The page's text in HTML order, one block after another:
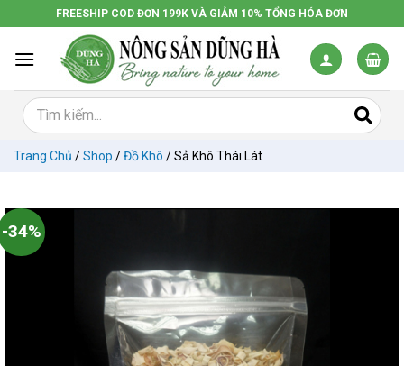
đến
dung
FREESHIP COD ĐƠN 199K VÀ GIẢM 10% TỔNG HÓA ĐƠN
Trang Chủ /Shop /Đồ Khô /Sả Khô Thái Lát
-34%